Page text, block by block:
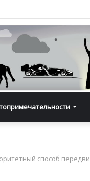
способ